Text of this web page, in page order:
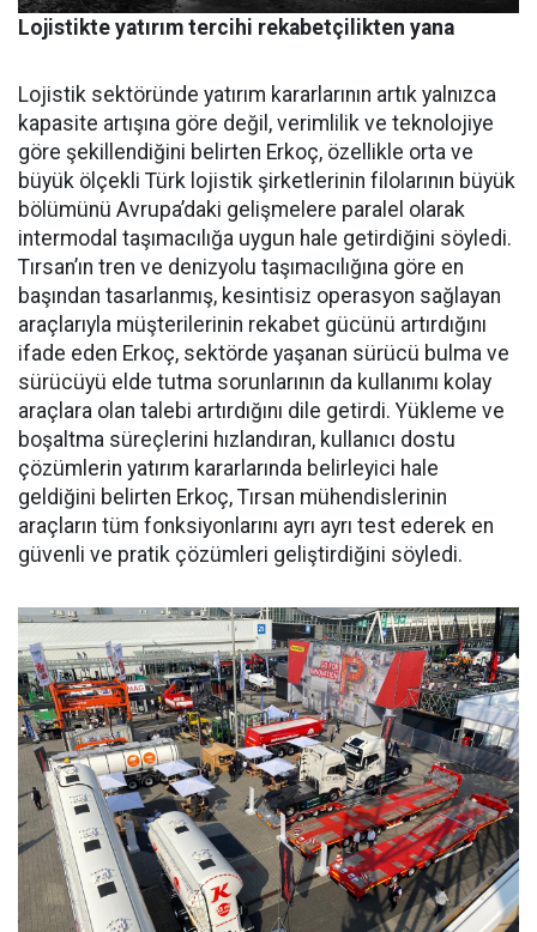
Lojistikte yatırım tercihi rekabetçilikten yana
Lojistik sektöründe yatırım ka­rarlarının artık yalnızca
kapasi­te artışına göre değil, verimlilik ve teknolojiye
göre şekillendiği­ni belirten Erkoç, özellikle orta ve
büyük ölçekli Türk lojistik şirket­lerinin filolarının büyük
bölümü­nü Avrupa’daki gelişmelere para­lel olarak
intermodal taşımacılı­ğa uygun hale getirdiğini söyledi.
Tırsan’ın tren ve denizyolu taşı­macılığına göre en
başından ta­sarlanmış, kesintisiz operasyon sağlayan
araçlarıyla müşterile­rinin rekabet gücünü artırdığını
ifade eden Erkoç, sektörde yaşa­nan sürücü bulma ve
sürücüyü el­de tutma sorunlarının da kullanı­mı kolay
araçlara olan talebi ar­tırdığını dile getirdi. Yükleme ve
boşaltma süreçlerini hızlandıran, kullanıcı dostu
çözümlerin yatı­rım kararlarında belirleyici hale
geldiğini belirten Erkoç, Tırsan mühendislerinin
araçların tüm fonksiyonlarını ayrı ayrı test ede­rek en
güvenli ve pratik çözümleri geliştirdiğini söyledi.